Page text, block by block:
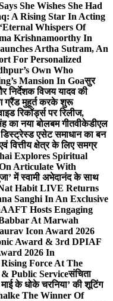
She Wishes She Had
A Rising Star In Acting
Whispers Of
Krishnamoorthy In
Artha Sutram, An
For Personalized
Own Who
Mansion In Goaसुर
निर्देशक विजय यादव की
ग्रैंड मुहूर्त करके शुरू
रिकॉर्ड्स पर रिलीज,
का नया बोलबम गीतवीकेडीएल
एसेट समाधान का बन
वित्तीय क्षेत्र के लिए समग्र
Explores Spiritual
Articulate With
में स्वामी अभेदानंद के साथ
Habit LIVE Returns
Sanghi In An Exclusive
AAFT Hosts Engaging
At Marwah
Icon Award 2026
Award & 3rd DPIAF
2026 In
Force At The
Public Serviceसंचिता
माई के धोके चरनिया’ की शूटिंग
The Winner Of